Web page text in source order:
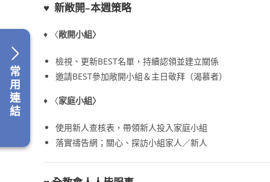
♥ 新敞開–本週策略
♦ 〈敞開小組〉
檢視、更新BEST名單，持續認領並建立關係
邀請BEST參加敞開小組＆主日敬拜（渴慕者）
♦ 〈家庭小組〉
使用新人查核表，帶領新人投入家庭小組
落實禱告網；關心、探訪小組家人／新人
常
用
連
結